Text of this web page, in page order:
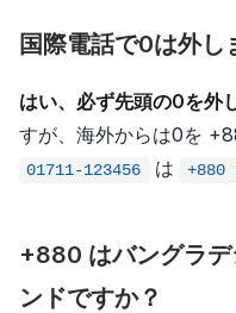
国際電話で0は外し
はい、必ず先頭の0を外
すが、海外からは0を
01711-123456 は +880
+880 はバングラ
ンドですか？